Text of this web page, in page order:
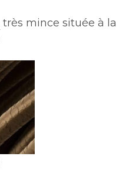
très mince située à la